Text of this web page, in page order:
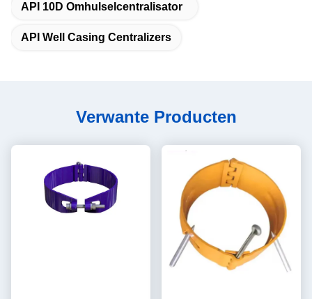
API 10D Omhulselcentralisator
API Well Casing Centralizers
Verwante Producten